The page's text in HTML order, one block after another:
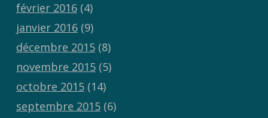
février 2016(4)
janvier 2016(9)
décembre 2015(8)
novembre 2015(5)
octobre 2015(14)
septembre 2015(6)